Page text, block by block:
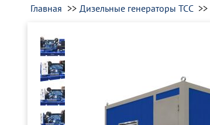
Главная Дизельные генераторы ТСС